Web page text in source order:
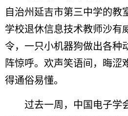
自治州延吉市第三中学的教
学校退休信息技术教师沙有
令，一只小机器狗做出各种
阵惊呼。欢声笑语间，晦涩
得通俗易懂。
过去一周，中国电子学